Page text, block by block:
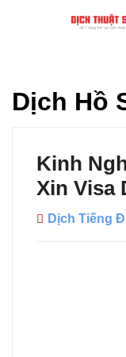
Dịch Hồ
Kinh
Xin Visa
Dịch Tiếng